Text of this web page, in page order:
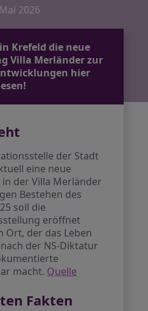
2026
Krefeld die neue
Villa Merländer zur
hier
der Stadt
eine neue
der Villa Merländer
Bestehen des
soll die
eröffnet
Ort, der das Leben
der NS-Diktatur
macht. Quelle
Fakten